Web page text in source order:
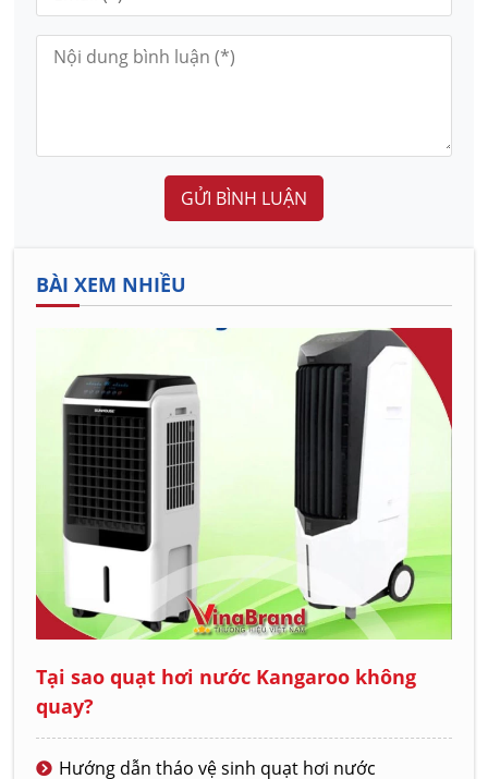
GỬI BÌNH LUẬN
BÀI XEM NHIỀU
Tại sao quạt hơi nước Kangaroo không
quay?
Hướng dẫn tháo vệ sinh quạt hơi nước